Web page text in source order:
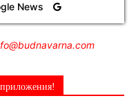
News